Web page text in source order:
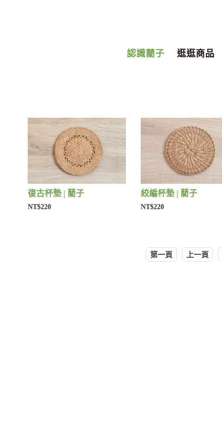
認識藺子 逛逛商品
復古杯墊 | 藺子
NT$220
絞編杯墊 | 藺子
NT$220
第一頁 上一頁